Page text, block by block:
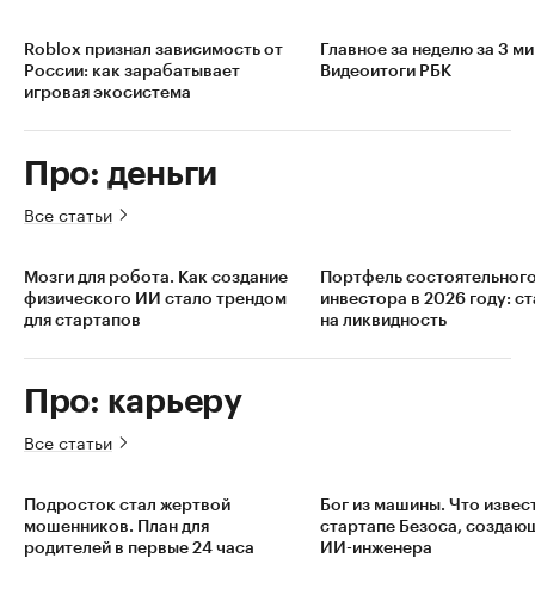
Roblox признал зависимость от
России: как зарабатывает
игровая экосистема
Главное за неделю за 3
Видеоитоги РБК
Про: деньги
Все статьи
Мозги для робота. Как создание
физического ИИ стало трендом
для стартапов
Портфель
инвестора в 2026 году:
на ликвидность
Про: карьеру
Все статьи
Подросток стал жертвой
мошенников. План для
родителей в первые 24 часа
Бог из машины. Что
стартапе Безоса,
ИИ-инженера